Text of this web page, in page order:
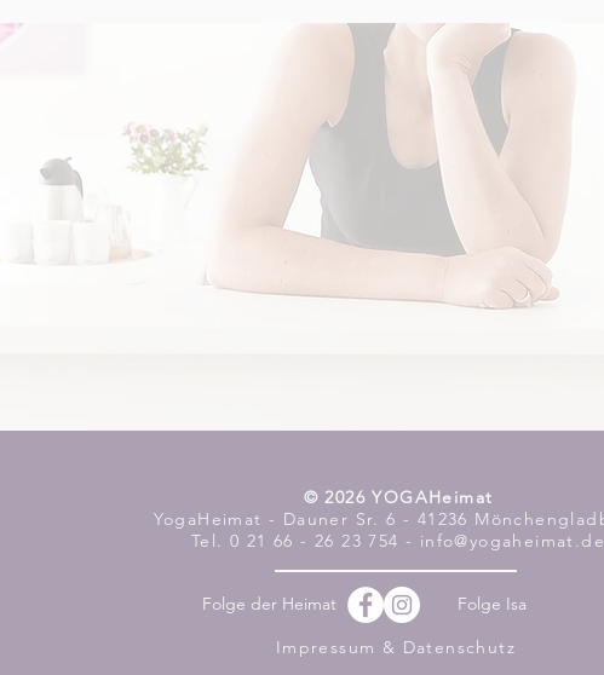
​© 2026 YOGAHeimat
YogaHeimat - Dauner Sr. 6 - 41236
Tel. 0 21 66 - 26 23 754 - info@yogaheimat.de
Folge der Heimat
Folge Isa
Impressum & Datenschutz